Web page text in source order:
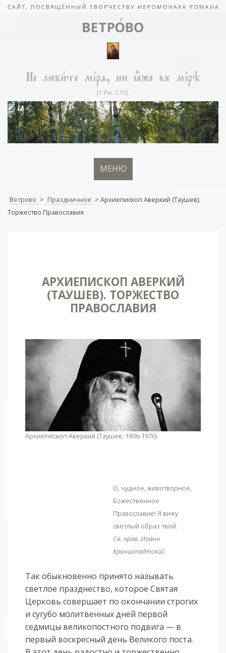
МЕНЮ
Ветрово > Праздничное > Архиепископ Аверкий (Таушев).
Торжество Православия
АРХИЕПИСКОП АВЕРКИЙ
(ТАУШЕВ). ТОРЖЕСТВО
ПРАВОСЛАВИЯ
Архиепископ Аверкий (Таушев, 1906-1976)
О, чудное, животворное,
Божественное
Православие! Я вижу
светлый образ твой.
Св. прав. Иоанн
Кронштадтский
Так обыкновенно принято называть
светлое празднество, которое Святая
Церковь совершает по окончании строгих
и сугубо молитвенных дней первой
седмицы великопостного подвига — в
первый воскресный день Великого поста.